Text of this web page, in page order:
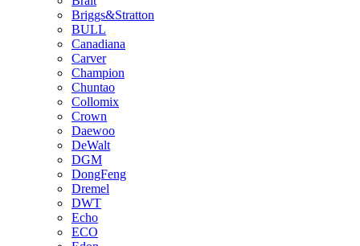
Briggs&Stratton
BULL
Canadiana
Carver
Champion
Chuntao
Collomix
Crown
Daewoo
DeWalt
DGM
DongFeng
Dremel
DWT
Echo
ECO